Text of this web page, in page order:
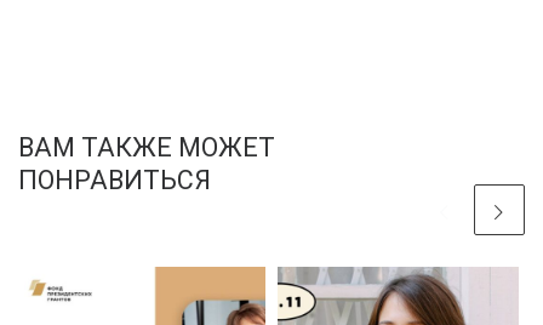
ВАМ ТАКЖЕ МОЖЕТ
ПОНРАВИТЬСЯ